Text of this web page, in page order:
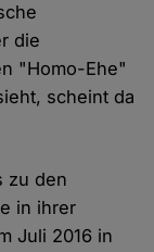
die
"Homo-Ehe"
scheint da
zu den
in ihrer
Juli 2016 in